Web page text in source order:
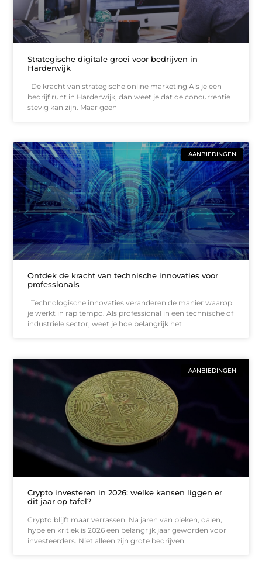
Strategische digitale groei voor bedrijven in
Harderwijk
De kracht van strategische online marketing Als je een
bedrijf runt in Harderwijk, dan weet je dat de concurrentie
stevig kan zijn. Maar geen
AANBIEDINGEN
Ontdek de kracht van technische innovaties voor
professionals
Technologische innovaties veranderen de manier waarop
je werkt in rap tempo. Als professional in een technische of
industriële sector, weet je hoe belangrijk het
AANBIEDINGEN
Crypto investeren in 2026: welke kansen liggen er
dit jaar op tafel?
Crypto blijft maar verrassen. Na jaren van pieken, dalen,
hype en kritiek is 2026 een belangrijk jaar geworden voor
investeerders. Niet alleen zijn grote bedrijven